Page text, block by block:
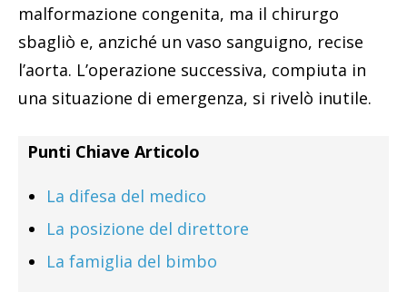
malformazione congenita, ma il chirurgo
sbagliò e, anziché un vaso sanguigno, recise
l’aorta. L’operazione successiva, compiuta in
una situazione di emergenza, si rivelò inutile.
Punti Chiave Articolo
La difesa del medico
La posizione del direttore
La famiglia del bimbo